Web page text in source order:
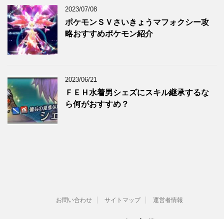
2023/07/08
ポケモンＳＶさいきょうマフォクシー攻
略おすすめポケモン紹介
2023/06/21
ＦＥＨ水着男シェズにスキル継承するな
ら何がおすすめ？
お問い合わせ サイトマップ 運営者情報